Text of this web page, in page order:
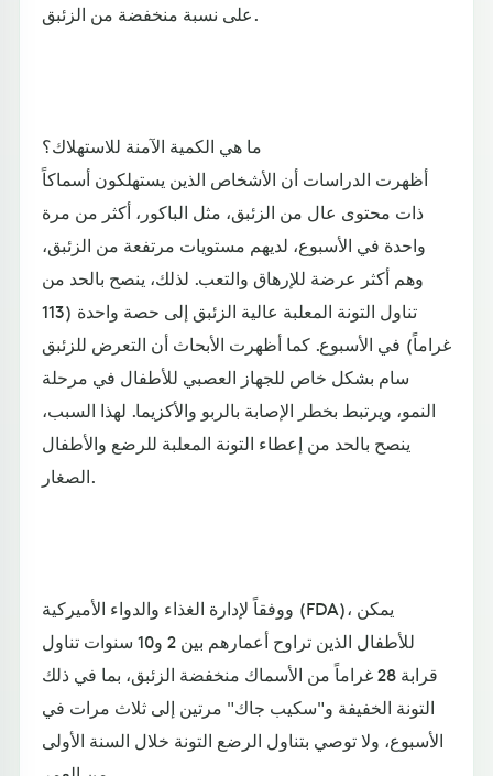
على نسبة منخفضة من الزئبق.
ما هي الكمية الآمنة للاستهلاك؟
أظهرت الدراسات أن الأشخاص الذين يستهلكون أسماكاً
ذات محتوى عال من الزئبق، مثل الباكور، أكثر من مرة
واحدة في الأسبوع، لديهم مستويات مرتفعة من الزئبق،
وهم أكثر عرضة للإرهاق والتعب. لذلك، ينصح بالحد من
تناول التونة المعلبة عالية الزئبق إلى حصة واحدة (113
غراماً) في الأسبوع. كما أظهرت الأبحاث أن التعرض للزئبق
سام بشكل خاص للجهاز العصبي للأطفال في مرحلة
النمو، ويرتبط بخطر الإصابة بالربو والأكزيما. لهذا السبب،
ينصح بالحد من إعطاء التونة المعلبة للرضع والأطفال
الصغار.
ووفقاً لإدارة الغذاء والدواء الأميركية (FDA)، يمكن
للأطفال الذين تراوح أعمارهم بين 2 و10 سنوات تناول
قرابة 28 غراماً من الأسماك منخفضة الزئبق، بما في ذلك
التونة الخفيفة و"سكيب جاك" مرتين إلى ثلاث مرات في
الأسبوع، ولا توصي بتناول الرضع التونة خلال السنة الأولى